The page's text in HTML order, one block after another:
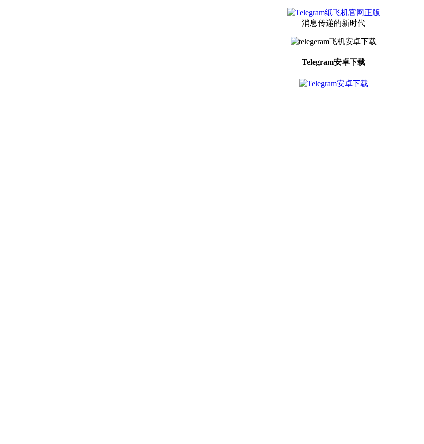
消息传递的新时代
Telegram安卓下载